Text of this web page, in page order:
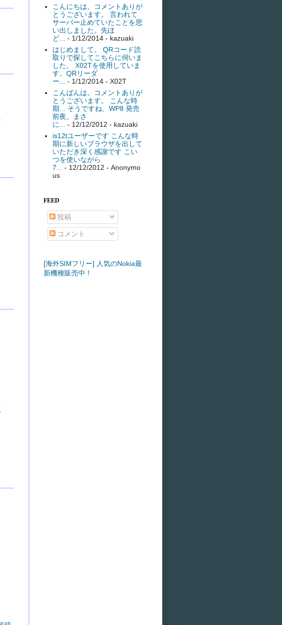
こんにちは。コメントありが
とうございます。 言われて
サーバー止めていたことを思
い出しました。先ほ
ど... - 1/12/2014- kazuaki
はじめまして。 QRコード読
取りで探してこちらに伺いま
した。 X02Tを使用していま
す。QRリーダ
ー... - 1/12/2014- X02T
こんばんは。コメントありが
とうございます。 こんな時
期... そうですね、WP8 発売
前夜。まさ
に... - 12/12/2012 - kazuaki
is12tユーザーです こんな時
期に新しいブラウザを出して
いただき深く感謝です こい
つを使いながら
7... - 12/12/2012 - Anonymo
us
FEED
投稿
コメント
[海外SIMフリー] 人気のNokia最
新機種販売中！